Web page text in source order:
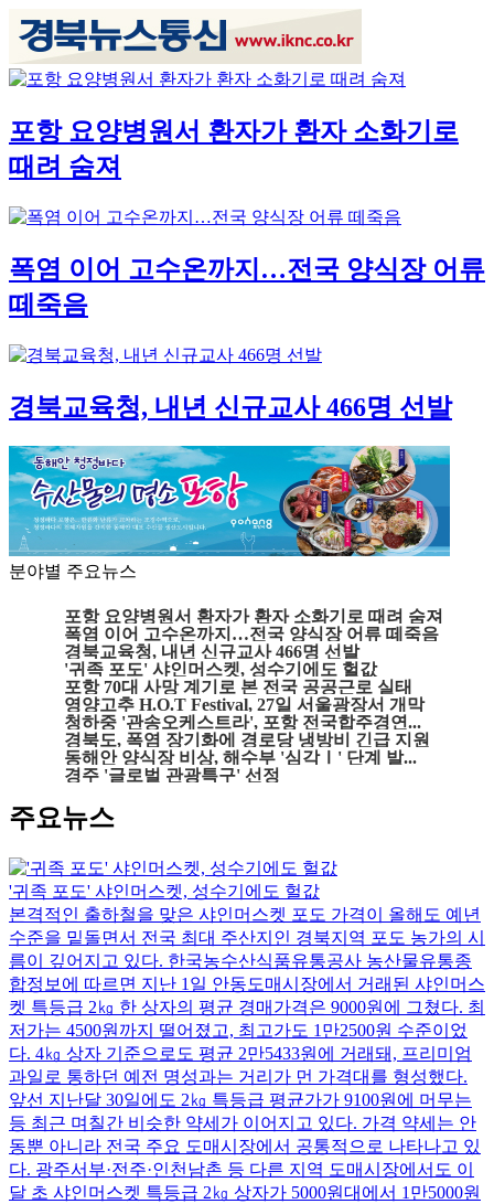
포항 요양병원서 환자가 환자 소화기로
때려 숨져
폭염 이어 고수온까지…전국 양식장 어류
떼죽음
경북교육청, 내년 신규교사 466명 선발
분야별 주요뉴스
포항 요양병원서 환자가 환자 소화기로 때려 숨져
폭염 이어 고수온까지…전국 양식장 어류 떼죽음
경북교육청, 내년 신규교사 466명 선발
'귀족 포도' 샤인머스켓, 성수기에도 헐값
포항 70대 사망 계기로 본 전국 공공근로 실태
영양고추 H.O.T Festival, 27일 서울광장서 개막
청하중 '관송오케스트라', 포항 전국합주경연...
경북도, 폭염 장기화에 경로당 냉방비 긴급 지원
동해안 양식장 비상, 해수부 '심각Ⅰ' 단계 발...
경주 '글로벌 관광특구' 선정
주요뉴스
'귀족 포도' 샤인머스켓, 성수기에도 헐값
본격적인 출하철을 맞은 샤인머스켓 포도 가격이 올해도 예년
수준을 밑돌면서 전국 최대 주산지인 경북지역 포도 농가의 시
름이 깊어지고 있다. 한국농수산식품유통공사 농산물유통종
합정보에 따르면 지난 1일 안동도매시장에서 거래된 샤인머스
켓 특등급 2㎏ 한 상자의 평균 경매가격은 9000원에 그쳤다. 최
저가는 4500원까지 떨어졌고, 최고가도 1만2500원 수준이었
다. 4㎏ 상자 기준으로도 평균 2만5433원에 거래돼, 프리미엄
과일로 통하던 예전 명성과는 거리가 먼 가격대를 형성했다.
앞선 지난달 30일에도 2㎏ 특등급 평균가가 9100원에 머무는
등 최근 며칠간 비슷한 약세가 이어지고 있다. 가격 약세는 안
동뿐 아니라 전국 주요 도매시장에서 공통적으로 나타나고 있
다. 광주서부·전주·인천남촌 등 다른 지역 도매시장에서도 이
달 초 샤인머스켓 특등급 2㎏ 상자가 5000원대에서 1만5000원